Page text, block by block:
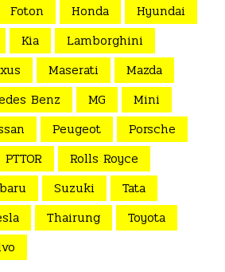
Foton Honda
Hyundai
Kia
Lamborghini
Maserati
Mazda
Benz MG
Mini
Peugeot
Porsche
PTTOR
Rolls Royce
Suzuki
Tata
Thairung
Toyota